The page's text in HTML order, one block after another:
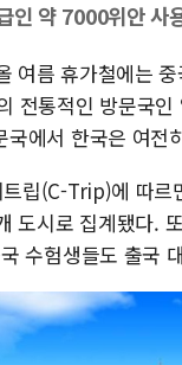
인 약 7000위안 사
여름 휴가철에는
전통적인 방문국
국에서 한국은 여전
립(C-Trip)에 따
도시로 집계됐다.
수험생들도 출국